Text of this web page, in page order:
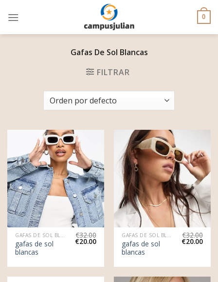
0
Gafas De Sol Blancas
FILTRAR
GAFAS DE SOL BLANCAS
gafas de sol
blancas
€32.00
€20.00
GAFAS DE SOL BLANCAS
gafas de sol
blancas
€32.00
€20.00